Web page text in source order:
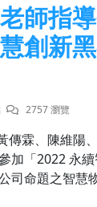
師指
創新
2757 瀏覽
傳霖、陳維陽
加「2022 永
司命題之智慧